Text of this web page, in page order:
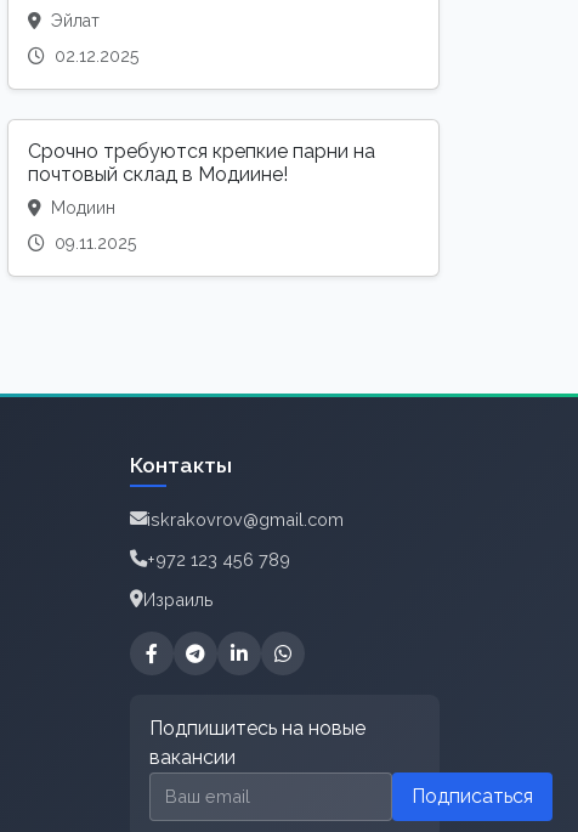
Эйлат
02.12.2025
Срочно требуются крепкие парни на
почтовый склад в Модиине!
Модиин
09.11.2025
Контакты
iskrakovrov@gmail.com
+972 123 456 789
Израиль
Подпишитесь на новые
вакансии
Email для подписки
Подписаться